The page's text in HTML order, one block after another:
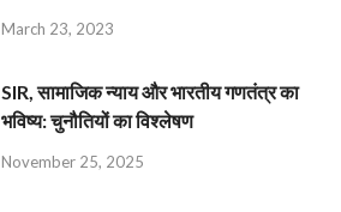
March 23, 2023
SIR, सामाजिक न्याय और भारतीय गणतंत्र का
भविष्य: चुनौतियों का विश्लेषण
November 25, 2025